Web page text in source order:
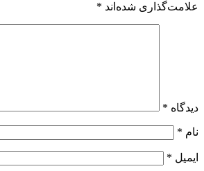
علامت‌گذاری شده‌اند *
دیدگاه *
نام *
ایمیل *